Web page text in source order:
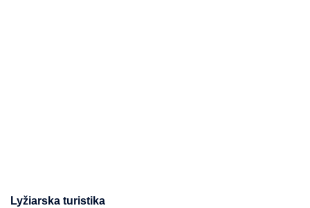
Lyžiarska turistika